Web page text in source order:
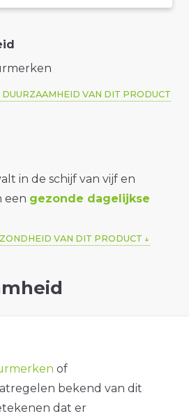
VAN DIT PRODUCT
in de schijf van vijf en
een gezonde dagelijkse
VAN DIT PRODUCT
of
bekend van dit
dat er